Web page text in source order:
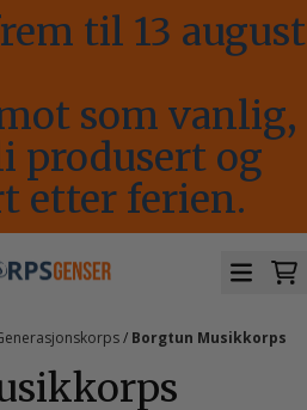
til 13 august
som vanlig,
produsert og
etter ferien.
/ Borgtun Musikkorps